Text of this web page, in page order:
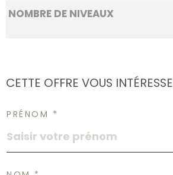
NOMBRE DE NIVEAUX
CETTE OFFRE VOUS INTÉRESSE
PRÉNOM *